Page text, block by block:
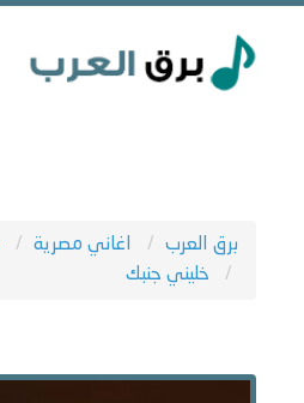
برق العرب اغاني مصرية
خليني جنبك